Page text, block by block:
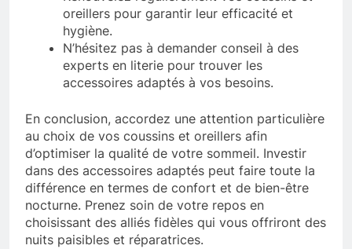
oreillers pour garantir leur efficacité et
hygiène.
N’hésitez pas à demander conseil à des
experts en literie pour trouver les
accessoires adaptés à vos besoins.
En conclusion, accordez une attention particulière
au choix de vos coussins et oreillers afin
d’optimiser la qualité de votre sommeil. Investir
dans des accessoires adaptés peut faire toute la
différence en termes de confort et de bien-être
nocturne. Prenez soin de votre repos en
choisissant des alliés fidèles qui vous offriront des
nuits paisibles et réparatrices.